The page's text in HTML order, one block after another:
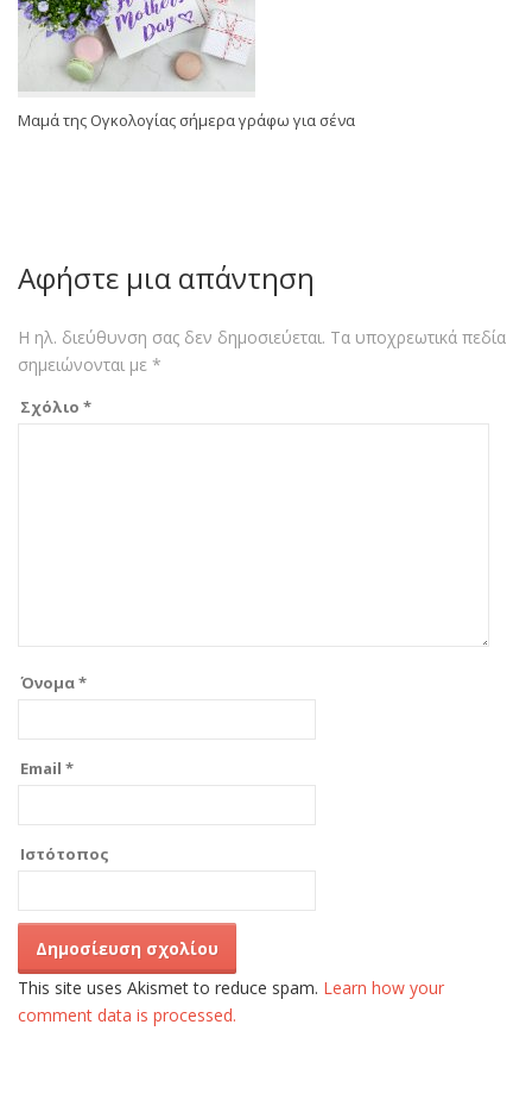
Μαμά της Ογκολογίας σήμερα γράφω για σένα
Αφήστε μια απάντηση
Η ηλ. διεύθυνση σας δεν δημοσιεύεται. Τα υποχρεωτικά πεδία
σημειώνονται με *
Σχόλιο *
Όνομα*
Email *
Ιστότοπος
This site uses Akismet to reduce spam. Learn how your
comment data is processed.